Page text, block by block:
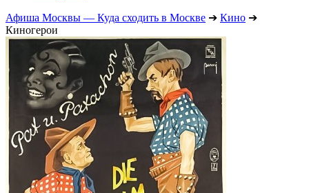
Афиша Москвы — Куда сходить в Москве ➔ Кино ➔
Киногерои